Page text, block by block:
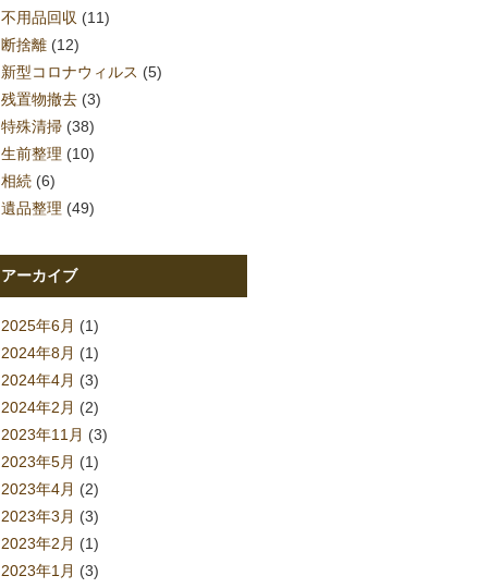
不用品回収 (11)
断捨離 (12)
新型コロナウィルス (5)
残置物撤去 (3)
特殊清掃 (38)
生前整理 (10)
相続 (6)
遺品整理 (49)
アーカイブ
2025年6月 (1)
2024年8月 (1)
2024年4月 (3)
2024年2月 (2)
2023年11月 (3)
2023年5月 (1)
2023年4月 (2)
2023年3月 (3)
2023年2月 (1)
2023年1月 (3)